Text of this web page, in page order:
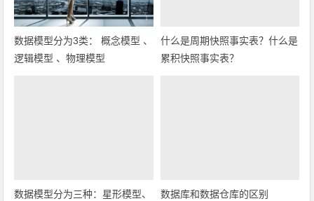
数据模型分为3类： 概念模型 、
逻辑模型 、物理模型